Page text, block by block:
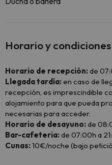
Horario y
Horario de recepción:de
Llegada tardía:en caso de
recepción, es imprescindible
alojamiento para que pueda
necesarias para acceder.
Horario de desayuno:de
Bar-cafeteria:de 07:00h a
Cunas:10€/noche (bajo